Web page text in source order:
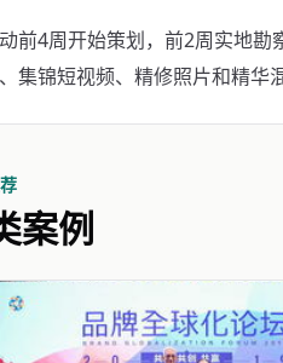
前4周开始策划，前2周实地
集锦短视频、精修照片和精华
案例